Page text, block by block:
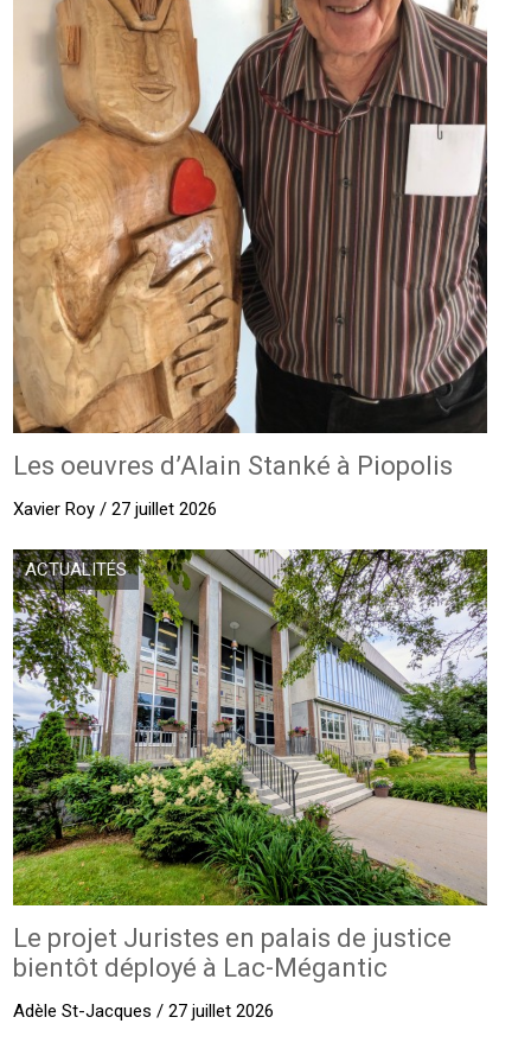
Les oeuvres d’Alain Stanké à Piopolis
Xavier Roy / 27 juillet 2026
ACTUALITÉS
Le projet Juristes en palais de justice
bientôt déployé à Lac-Mégantic
Adèle St-Jacques / 27 juillet 2026